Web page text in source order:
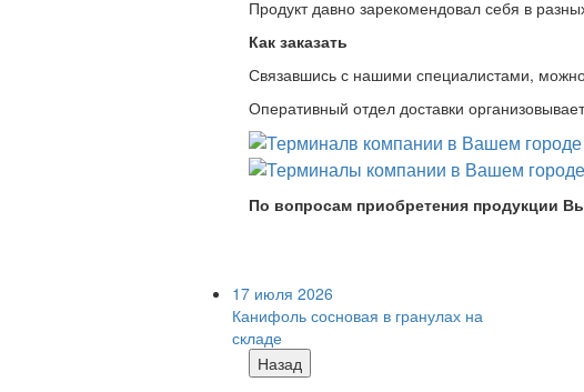
Продукт давно зарекомендовал себя в
Как заказать
Связавшись с нашими специалистами,
Оперативный отдел доставки
По вопросам приобретения продукции
17 июля 2026
Канифоль сосновая в гранулах на
складе
Назад